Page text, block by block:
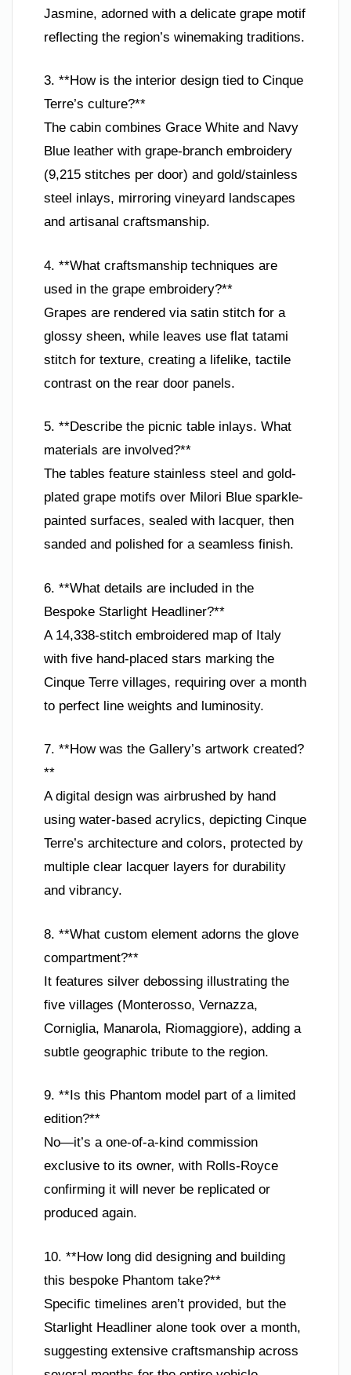
Jasmine, adorned with a delicate grape motif
reflecting the region’s winemaking traditions.
3. **How is the interior design tied to Cinque
Terre’s culture?**
The cabin combines Grace White and Navy
Blue leather with grape-branch embroidery
(9,215 stitches per door) and gold/stainless
steel inlays, mirroring vineyard landscapes
and artisanal craftsmanship.
4. **What craftsmanship techniques are
used in the grape embroidery?**
Grapes are rendered via satin stitch for a
glossy sheen, while leaves use flat tatami
stitch for texture, creating a lifelike, tactile
contrast on the rear door panels.
5. **Describe the picnic table inlays. What
materials are involved?**
The tables feature stainless steel and gold-
plated grape motifs over Milori Blue sparkle-
painted surfaces, sealed with lacquer, then
sanded and polished for a seamless finish.
6. **What details are included in the
Bespoke Starlight Headliner?**
A 14,338-stitch embroidered map of Italy
with five hand-placed stars marking the
Cinque Terre villages, requiring over a month
to perfect line weights and luminosity.
7. **How was the Gallery’s artwork created?
**
A digital design was airbrushed by hand
using water-based acrylics, depicting Cinque
Terre’s architecture and colors, protected by
multiple clear lacquer layers for durability
and vibrancy.
8. **What custom element adorns the glove
compartment?**
It features silver debossing illustrating the
five villages (Monterosso, Vernazza,
Corniglia, Manarola, Riomaggiore), adding a
subtle geographic tribute to the region.
9. **Is this Phantom model part of a limited
edition?**
No—it’s a one-of-a-kind commission
exclusive to its owner, with Rolls-Royce
confirming it will never be replicated or
produced again.
10. **How long did designing and building
this bespoke Phantom take?**
Specific timelines aren’t provided, but the
Starlight Headliner alone took over a month,
suggesting extensive craftsmanship across